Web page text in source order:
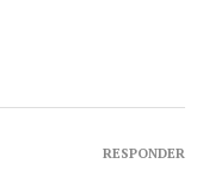
RESPONDER